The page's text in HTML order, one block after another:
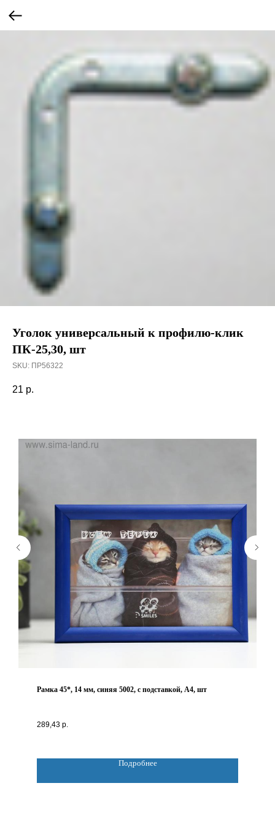
Уголок универсальный к профилю-клик
ПК-25,30, шт
SKU: ПР56322
21 р.
Рамка 45*, 14 мм, синяя 5002, с подставкой, А4, шт
289,43 р.
Подробнее